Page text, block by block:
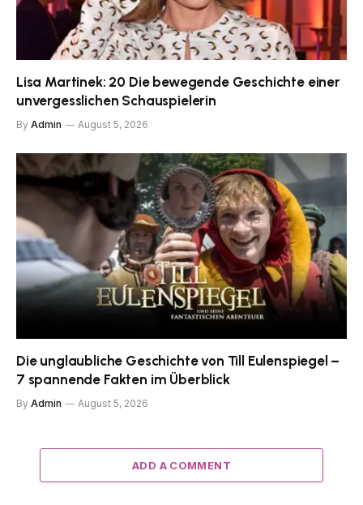
Lisa Martinek: 20 Die bewegende Geschichte einer
unvergesslichen Schauspielerin
By Admin August 5, 2026
Die unglaubliche Geschichte von Till Eulenspiegel –
7 spannende Fakten im Überblick
By Admin August 5, 2026
ADD A COMMENT